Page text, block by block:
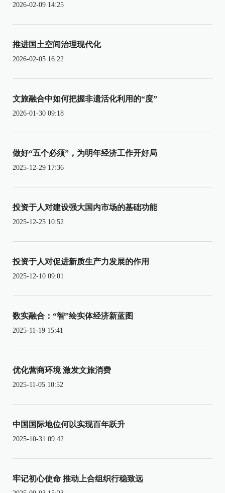
2026-02-09 14:25
推进国土空间治理现代化
2026-02-05 16:22
文旅融合中如何把握非遗活化利用的“度”
2026-01-30 09:18
做好“五个必须”，为明年经济工作开好局
2025-12-29 17:36
投资于人对建设强大国内市场的基础功能
2025-12-25 10:52
投资于人对促进新质生产力发展的作用
2025-12-10 09:01
数实融合：“智”绘实体经济新蓝图
2025-11-19 15:41
优化营商环境 激发文旅消费
2025-11-05 10:52
中国国际地位何以实现百年跃升
2025-10-31 09:42
牢记初心使命 推动上合组织行稳致远